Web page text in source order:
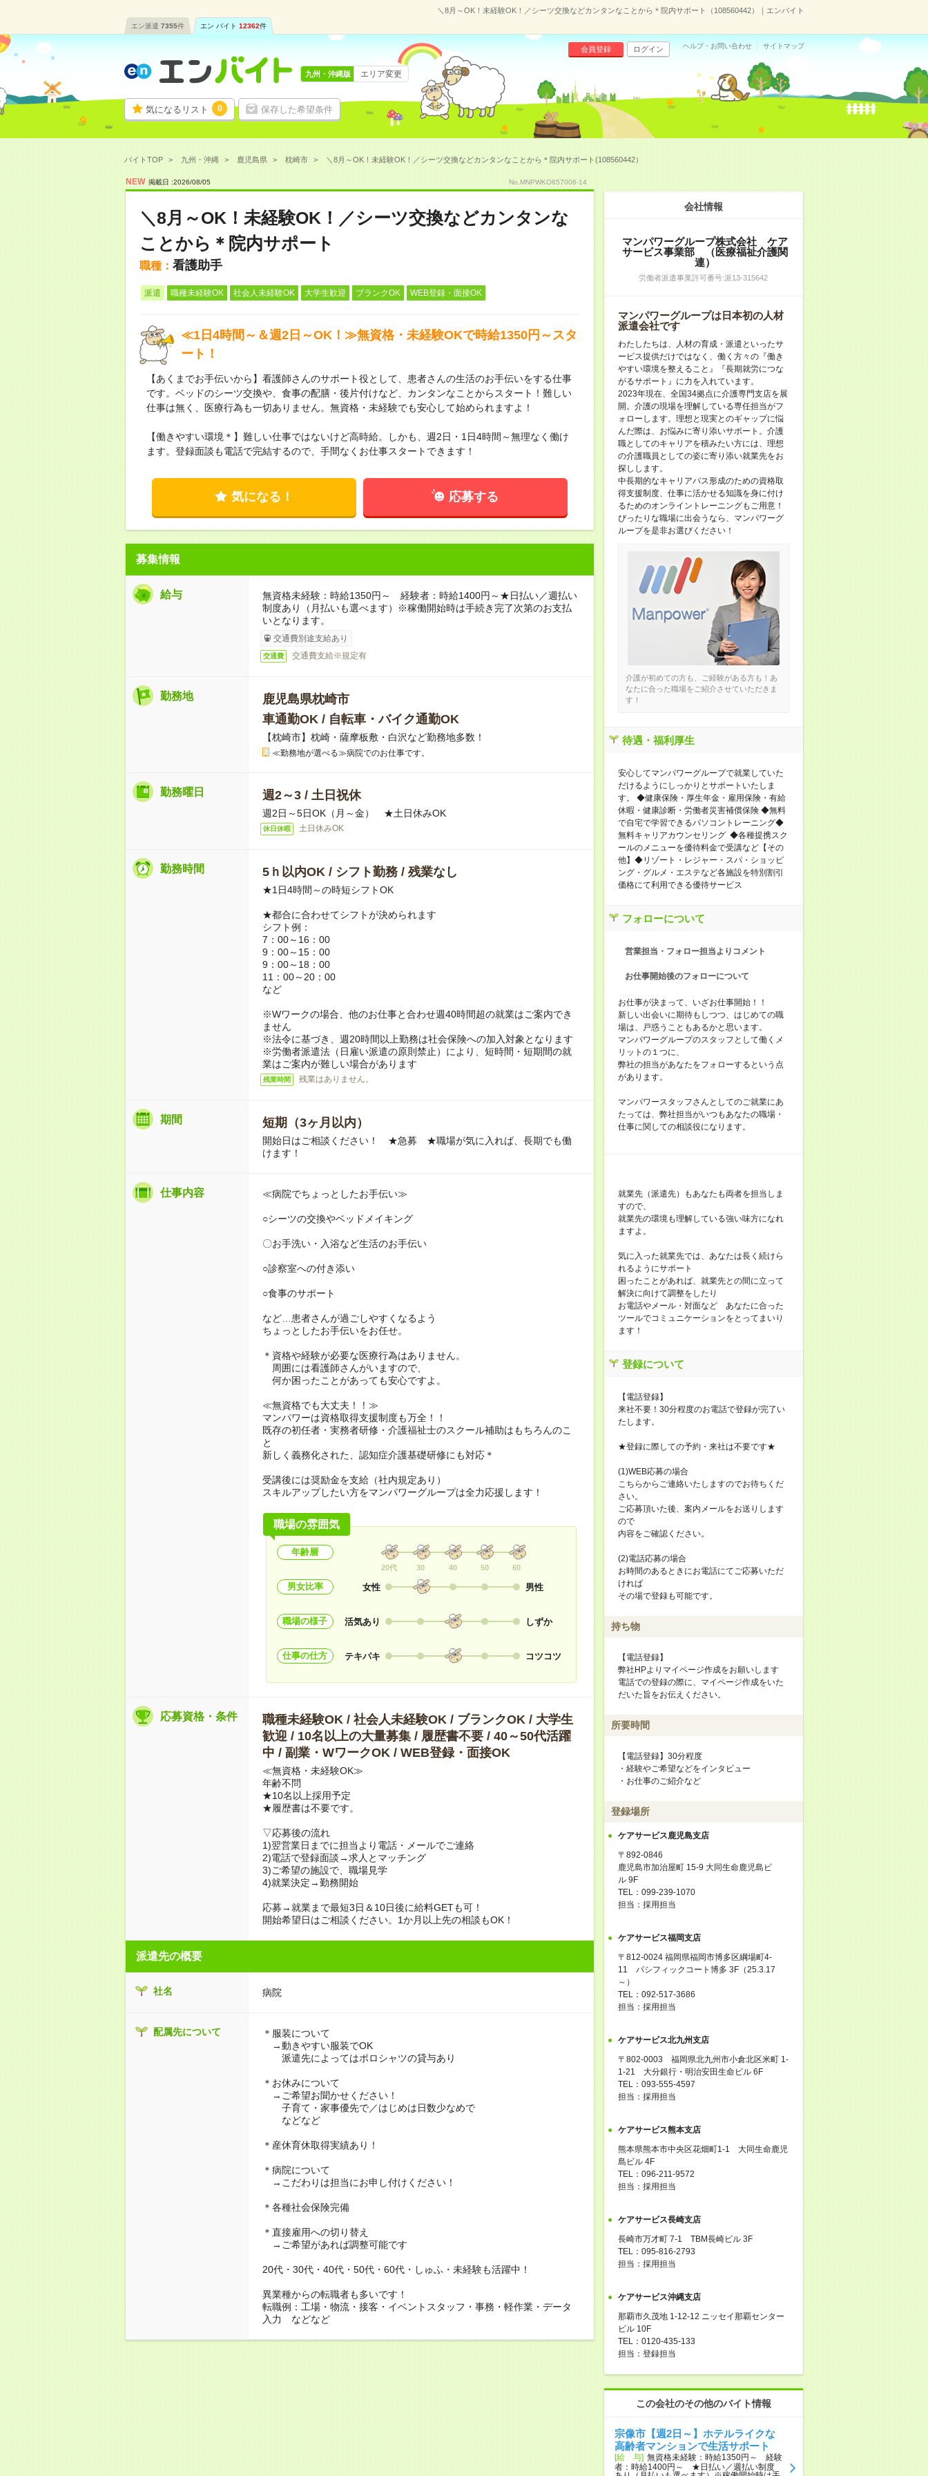
＼8月～OK！未経験OK！／シーツ交換などカンタンなことから＊院内サポート（108560442）｜エンバイト
エン派遣 7355件 エン バイト 12362件
気になるリスト 0 保存した希望条件
会員登録 ログイン ヘルプ・お問い合わせ サイトマップ
九州・沖縄版 エリア変更
バイトTOP 九州・沖縄 鹿児島県 枕崎市 ＼8月～OK！未経験OK！／シーツ交換などカンタンなことから＊院内サポート(108560442）
NEW 掲載日 :2026/08/05 No.MNPWKO857006-14
＼8月～OK！未経験OK！／シーツ交換などカンタンな
ことから＊院内サポート
職種： 看護助手
派遣 職種未経験OK 社会人未経験OK 大学生歓迎 ブランクOK WEB登録・面接OK
≪1日4時間～＆週2日～OK！≫無資格・未経験OKで時給1350円～スタ
ート！
【あくまでお手伝いから】看護師さんのサポート役として、患者さんの生活のお手伝いをする仕事
です。ベッドのシーツ交換や、食事の配膳・後片付けなど、カンタンなことからスタート！難しい
仕事は無く、医療行為も一切ありません。無資格・未経験でも安心して始められますよ！
【働きやすい環境＊】難しい仕事ではないけど高時給。しかも、週2日・1日4時間～無理なく働け
ます。登録面談も電話で完結するので、手間なくお仕事スタートできます！
気になる！ 応募する
募集情報
給与
無資格未経験：時給1350円～ 経験者：時給1400円～★日払い／週払い
制度あり（月払いも選べます）※稼働開始時は手続き完了次第のお支払
いとなります。
交通費別途支給あり
交通費 交通費支給※規定有
勤務地
鹿児島県枕崎市
車通勤OK / 自転車・バイク通勤OK
【枕崎市】枕崎・薩摩板敷・白沢など勤務地多数！
≪勤務地が選べる≫病院でのお仕事です。
勤務曜日 週2～3 / 土日祝休
週2日～5日OK（月～金） ★土日休みOK
休日休暇 土日休みOK
勤務時間 5ｈ以内OK / シフト勤務 / 残業なし
★1日4時間～の時短シフトOK
★都合に合わせてシフトが決められます
シフト例：
7：00～16：00
9：00～15：00
9：00～18：00
11：00～20：00
など
※Wワークの場合、他のお仕事と合わせ週40時間超の就業はご案内でき
ません
※法令に基づき、週20時間以上勤務は社会保険への加入対象となります
※労働者派遣法（日雇い派遣の原則禁止）により、短時間・短期間の就
業はご案内が難しい場合があります
残業時間 残業はありません。
期間 短期（3ヶ月以内）
開始日はご相談ください！ ★急募 ★職場が気に入れば、長期でも働
けます！
仕事内容 ≪病院でちょっとしたお手伝い≫
○シーツの交換やベッドメイキング
〇お手洗い・入浴など生活のお手伝い
○診察室への付き添い
○食事のサポート
など…患者さんが過ごしやすくなるよう
ちょっとしたお手伝いをお任せ。
＊資格や経験が必要な医療行為はありません。
周囲には看護師さんがいますので、
何か困ったことがあっても安心ですよ。
≪無資格でも大丈夫！！≫
マンパワーは資格取得支援制度も万全！！
既存の初任者・実務者研修・介護福祉士のスクール補助はもちろんのこ
と
新しく義務化された、認知症介護基礎研修にも対応＊
受講後には奨励金を支給（社内規定あり）
スキルアップしたい方をマンパワーグループは全力応援します！
職場の雰囲気
年齢層
20代 30 40 50 60
男女比率 女性 男性
職場の様子 活気あり しずか
仕事の仕方 テキパキ コツコツ
応募資格・条件
職種未経験OK / 社会人未経験OK / ブランクOK / 大学生
歓迎 / 10名以上の大量募集 / 履歴書不要 / 40～50代活躍
中 / 副業・WワークOK / WEB登録・面接OK
≪無資格・未経験OK≫
年齢不問
★10名以上採用予定
★履歴書は不要です。
▽応募後の流れ
1)翌営業日までに担当より電話・メールでご連絡
2)電話で登録面談→求人とマッチング
3)ご希望の施設で、職場見学
4)就業決定→勤務開始
応募→就業まで最短3日＆10日後に給料GETも可！
開始希望日はご相談ください。1か月以上先の相談もOK！
派遣先の概要
社名 病院
配属先について
＊服装について
→動きやすい服装でOK
派遣先によってはポロシャツの貸与あり
＊お休みについて
→ご希望お聞かせください！
子育て・家事優先で／はじめは日数少なめで
などなど
＊産休育休取得実績あり！
＊病院について
→こだわりは担当にお申し付けください！
＊各種社会保険完備
＊直接雇用への切り替え
→ご希望があれば調整可能です
20代・30代・40代・50代・60代・しゅふ・未経験も活躍中！
異業種からの転職者も多いです！
転職例：工場・物流・接客・イベントスタッフ・事務・軽作業・データ
入力 などなど
会社情報
マンパワーグループ株式会社 ケア
サービス事業部 （医療福祉介護関
連）
労働者派遣事業許可番号:派13-315642
マンパワーグループは日本初の人材
派遣会社です
わたしたちは、人材の育成・派遣といったサ
ービス提供だけではなく、働く方々の『働き
やすい環境を整えること』『長期就労につな
がるサポート』に力を入れています。
2023年現在、全国34拠点に介護専門支店を展
開。介護の現場を理解している専任担当がフ
ォローします。理想と現実とのギャップに悩
んだ際は、お悩みに寄り添いサポート。介護
職としてのキャリアを積みたい方には、理想
の介護職員としての姿に寄り添い就業先をお
探しします。
中長期的なキャリアパス形成のための資格取
得支援制度、仕事に活かせる知識を身に付け
るためのオンライントレーニングもご用意！
ぴったりな職場に出会うなら、マンパワーグ
ループを是非お選びください！
介護が初めての方も、ご経験がある方も！あ
なたに合った職場をご紹介させていただきま
す！
待遇・福利厚生
安心してマンパワーグループで就業していた
だけるようにしっかりとサポートいたしま
す。 ◆健康保険・厚生年金・雇用保険・有給
休暇・健康診断・労働者災害補償保険 ◆無料
で自宅で学習できるパソコントレーニング◆
無料キャリアカウンセリング ◆各種提携スク
ールのメニューを優待料金で受講など【その
他】◆リゾート・レジャー・スパ・ショッピ
ング・グルメ・エステなど各施設を特別割引
価格にて利用できる優待サービス
フォローについて
営業担当・フォロー担当よりコメント
お仕事開始後のフォローについて
お仕事が決まって、いざお仕事開始！！
新しい出会いに期待もしつつ、はじめての職
場は、戸惑うこともあるかと思います。
マンパワーグループのスタッフとして働くメ
リットの１つに、
弊社の担当があなたをフォローするという点
があります。
マンパワースタッフさんとしてのご就業にあ
たっては、弊社担当がいつもあなたの職場・
仕事に関しての相談役になります。
就業先（派遣先）もあなたも両者を担当しま
すので、
就業先の環境も理解している強い味方になれ
ますよ。
気に入った就業先では、あなたは長く続けら
れるようにサポート
困ったことがあれば、就業先との間に立って
解決に向けて調整をしたり
お電話やメール・対面など あなたに合った
ツールでコミュニケーションをとってまいり
ます！
登録について
【電話登録】
来社不要！30分程度のお電話で登録が完了い
たします。
★登録に際しての予約・来社は不要です★
(1)WEB応募の場合
こちらからご連絡いたしますのでお待ちくだ
さい。
ご応募頂いた後、案内メールをお送りします
ので
内容をご確認ください。
(2)電話応募の場合
お時間のあるときにお電話にてご応募いただ
ければ
その場で登録も可能です。
持ち物
【電話登録】
弊社HPよりマイページ作成をお願いします
電話での登録の際に、マイページ作成をいた
だいた旨をお伝えください。
所要時間
【電話登録】30分程度
・経験やご希望などをインタビュー
・お仕事のご紹介など
登録場所
ケアサービス鹿児島支店
〒892-0846
鹿児島市加治屋町 15-9 大同生命鹿児島ビ
ル 9F
TEL：099-239-1070
担当：採用担当
ケアサービス福岡支店
〒812-0024 福岡県福岡市博多区綱場町4-
11 パシフィックコート博多 3F（25.3.17
～）
TEL：092-517-3686
担当：採用担当
ケアサービス北九州支店
〒802-0003 福岡県北九州市小倉北区米町 1-
1-21 大分銀行・明治安田生命ビル 6F
TEL：093-555-4597
担当：採用担当
ケアサービス熊本支店
熊本県熊本市中央区花畑町1-1 大同生命鹿児
島ビル 4F
TEL：096-211-9572
担当：採用担当
ケアサービス長崎支店
長崎市万才町 7-1 TBM長崎ビル 3F
TEL：095-816-2793
担当：採用担当
ケアサービス沖縄支店
那覇市久茂地 1-12-12 ニッセイ那覇センター
ビル 10F
TEL：0120-435-133
担当：登録担当
この会社のその他のバイト情報
宗像市【週2日～】ホテルライクな
高齢者マンションで生活サポート
[給 与] 無資格未経験：時給1350円～ 経験
者：時給1400円～ ★日払い／週払い制度